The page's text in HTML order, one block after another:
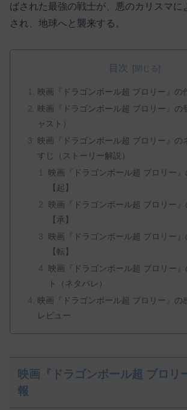
ばされた最強の戦士が、悪のカリスマに
され、地球へと襲来する。
目次
映画『ドラゴンボール超 ブロリー』の
映画『ドラゴンボール超 ブロリー』の
ャスト）
映画『ドラゴンボール超 ブロリー』の
すじ（ストーリー解説）
映画『ドラゴンボール超 ブロリー』
【起】
映画『ドラゴンボール超 ブロリー』
【承】
映画『ドラゴンボール超 ブロリー』
【転】
映画『ドラゴンボール超 ブロリー』
ト（ネタバレ）
映画『ドラゴンボール超 ブロリー』の
レビュー
映画『ドラゴンボール超 ブロリ
報